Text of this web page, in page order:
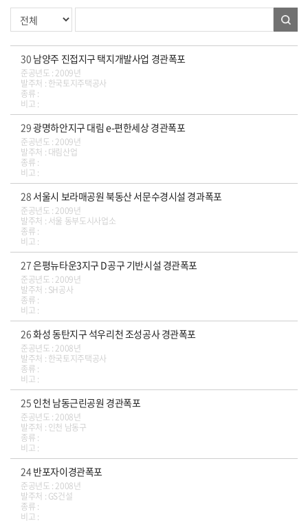
30 남양주 진접지구 택지개발사업 경관폭포
준공년도 : 2009년
발주처 : 한국토지주택공사
종류 :
비고 :
29광명하안지구 대림 e-편한세상 경관폭포
준공년도 : 2009년
발주처 : 대림산업
종류 :
비고 :
28 서울시 보라매공원 북동산 서문수경시설 경과폭포
준공년도 : 2009년
발주처 : 서울 동부도시사업소
종류 :
비고 :
27은평뉴타운3지구 D공구 기반시설 경관폭포
준공년도 : 2009년
발주처 : SH공사
종류 :
비고 :
26화성 동탄지구 석우리천 조성공사 경관폭포
준공년도 : 2008년
발주처 : 한국토지주택공사
종류 :
비고 :
25 인천 남동근린공원 경관폭포
준공년도 : 2008년
발주처 : 인천 남동구
종류 :
비고 :
24반포자이경관폭포
준공년도 : 2008년
발주처 : GS건설
종류 :
비고 :